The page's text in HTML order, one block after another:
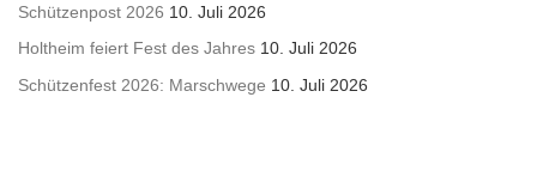
Schützenpost 2026 10. Juli 2026
Holtheim feiert Fest des Jahres 10. Juli 2026
Schützenfest 2026: Marschwege 10. Juli 2026